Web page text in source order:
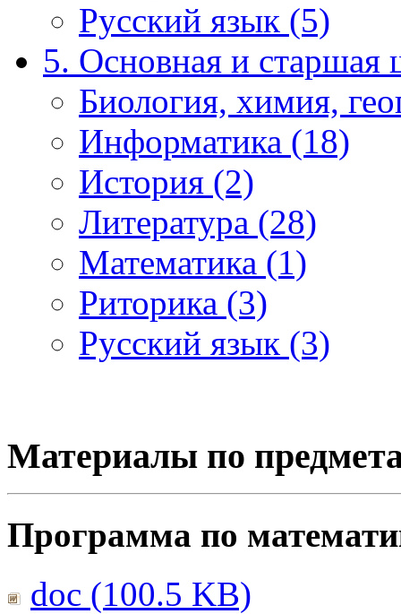
Русский язык (5)
5. Основная и старшая
Биология, химия,
Информатика (18)
История (2)
Литература (28)
Математика (1)
Риторика (3)
Русский язык (3)
Материалы по
Программа по
doc (100.5 KB)